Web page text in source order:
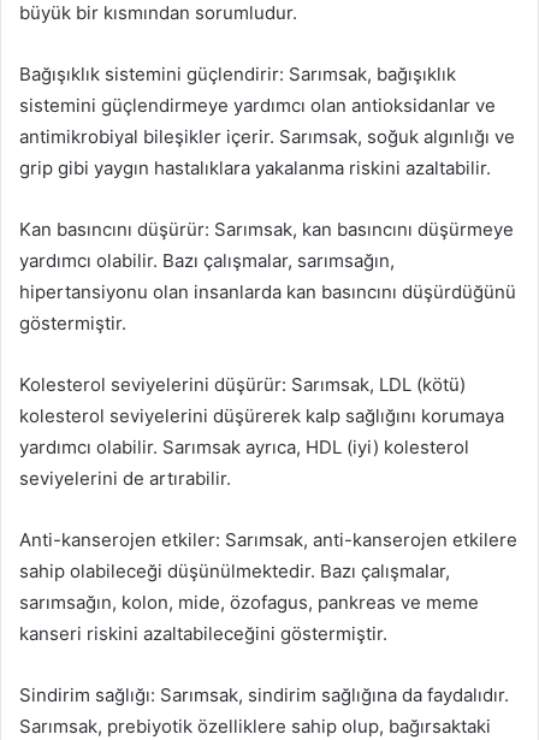
büyük bir kısmından sorumludur.
Bağışıklık sistemini güçlendirir: Sarımsak, bağışıklık
sistemini güçlendirmeye yardımcı olan antioksidanlar ve
antimikrobiyal bileşikler içerir. Sarımsak, soğuk algınlığı ve
grip gibi yaygın hastalıklara yakalanma riskini azaltabilir.
Kan basıncını düşürür: Sarımsak, kan basıncını düşürmeye
yardımcı olabilir. Bazı çalışmalar, sarımsağın,
hipertansiyonu olan insanlarda kan basıncını düşürdüğünü
göstermiştir.
Kolesterol seviyelerini düşürür: Sarımsak, LDL (kötü)
kolesterol seviyelerini düşürerek kalp sağlığını korumaya
yardımcı olabilir. Sarımsak ayrıca, HDL (iyi) kolesterol
seviyelerini de artırabilir.
Anti-kanserojen etkiler: Sarımsak, anti-kanserojen etkilere
sahip olabileceği düşünülmektedir. Bazı çalışmalar,
sarımsağın, kolon, mide, özofagus, pankreas ve meme
kanseri riskini azaltabileceğini göstermiştir.
Sindirim sağlığı: Sarımsak, sindirim sağlığına da faydalıdır.
Sarımsak, prebiyotik özelliklere sahip olup, bağırsaktaki